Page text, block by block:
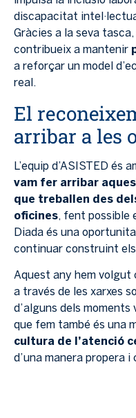
discapacitat
Gràcies a la seva
contribueix a mantenir
a reforçar un model
real.
El
arribar a les
L’equip d’ASISTED és
vam fer arribar
que treballen des
oficines, fent possible
Diada és una
continuar construint els
Aquest any hem volgut
a través de les xarxes
d’alguns dels moments
que fem també és una
cultura de l’atenció
d’una manera propera i